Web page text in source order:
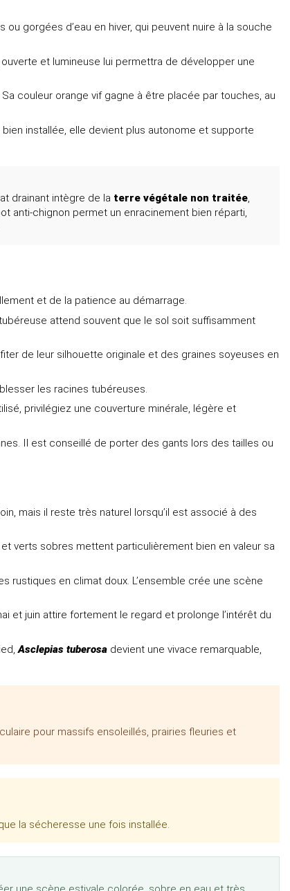
gorgées d’eau en hiver, qui peuvent nuire à la souche
et lumineuse lui permettra de développer une
couleur orange vif gagne à être placée par touches, au
installée, elle devient plus autonome et supporte
drainant intègre de la terre végétale non traitée,
anti-chignon permet un enracinement bien réparti,
et de la patience au démarrage.
attend souvent que le sol soit suffisamment
de leur silhouette originale et des graines soyeuses en
les racines tubéreuses.
privilégiez une couverture minérale, légère et
Il est conseillé de porter des gants lors des tailles ou
mais il reste très naturel lorsqu’il est associé à des
et verts sobres mettent particulièrement bien en valeur sa
rustiques en climat doux. L’ensemble crée une scène
et juin attire fortement le regard et prolonge l’intérêt du
Asclepias tuberosa devient une vivace remarquable,
pour massifs ensoleillés, prairies fleuries et
la sécheresse une fois installée.